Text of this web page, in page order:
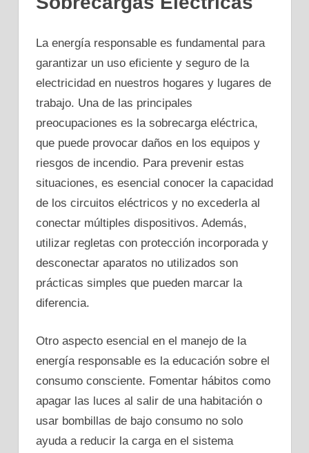
La energía responsable es fundamental para
garantizar un uso eficiente y seguro de la
electricidad en nuestros hogares y lugares de
trabajo. Una de las principales
preocupaciones es la sobrecarga eléctrica,
que puede provocar daños en los equipos y
riesgos de incendio. Para prevenir estas
situaciones, es esencial conocer la capacidad
de los circuitos eléctricos y no excederla al
conectar múltiples dispositivos. Además,
utilizar regletas con protección incorporada y
desconectar aparatos no utilizados son
prácticas simples que pueden marcar la
diferencia.
Otro aspecto esencial en el manejo de la
energía responsable es la educación sobre el
consumo consciente. Fomentar hábitos como
apagar las luces al salir de una habitación o
usar bombillas de bajo consumo no solo
ayuda a reducir la carga en el sistema